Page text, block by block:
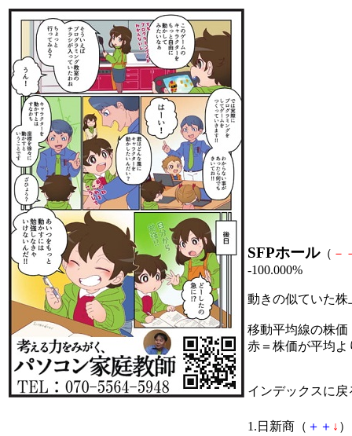
SFPホール（ －
-100.000%
動きの似ていた
移動平均線の株価
赤＝株価が平均
インデックスに戻
1.日新商（ ＋ ＋ ↓